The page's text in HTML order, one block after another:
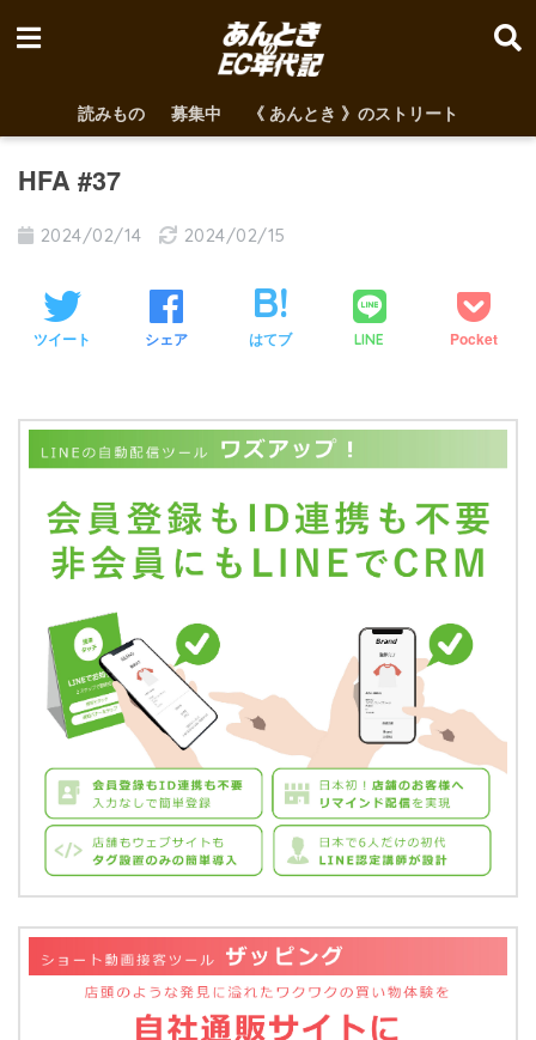
読みもの 募集中 《 あんとき 》のストリート
HFA #37
2024/02/14 2024/02/15
ツイート シェア はてブ LINE Pocket